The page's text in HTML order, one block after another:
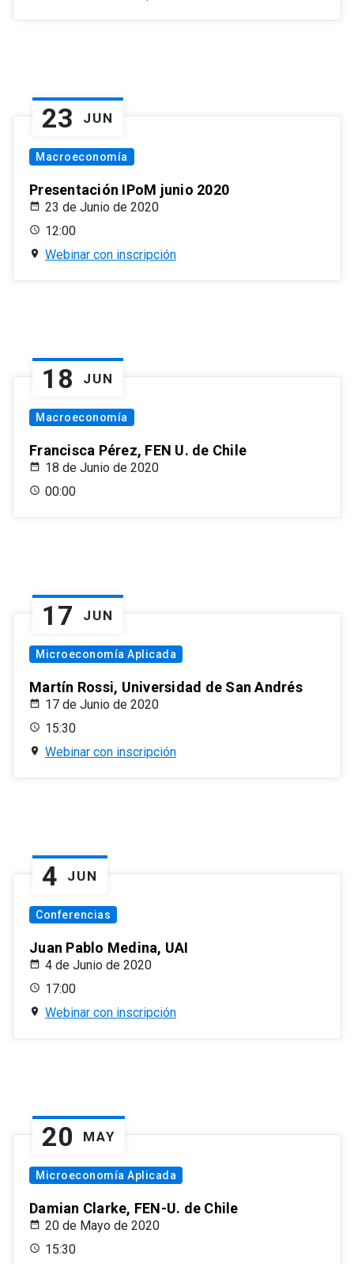
23 JUN
Macroeconomía
Presentación IPoM junio 2020
23 de Junio de 2020
12:00
Webinar con inscripción
18 JUN
Macroeconomía
Francisca Pérez, FEN U. de Chile
18 de Junio de 2020
00:00
17 JUN
Microeconomía Aplicada
Martín Rossi, Universidad de San Andrés
17 de Junio de 2020
15:30
Webinar con inscripción
4 JUN
Conferencias
Juan Pablo Medina, UAI
4 de Junio de 2020
17:00
Webinar con inscripción
20 MAY
Microeconomía Aplicada
Damian Clarke, FEN-U. de Chile
20 de Mayo de 2020
15:30